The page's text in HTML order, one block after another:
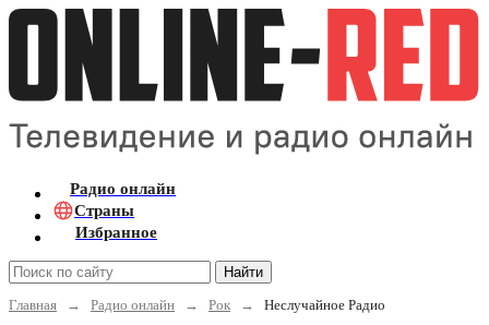
Радио онлайн
Страны
Избранное
Найти
Главная
→ Радио онлайн → Рок → Неслучайное Радио